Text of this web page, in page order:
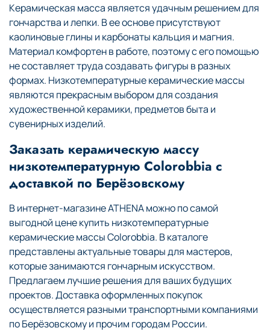
Керамическая масса является удачным решением для
гончарства и лепки. В ее основе присутствуют
каолиновые глины и карбонаты кальция и магния.
Материал комфортен в работе, поэтому с его помощью
не составляет труда создавать фигуры в разных
формах. Низкотемпературные керамические массы
являются прекрасным выбором для создания
художественной керамики, предметов быта и
сувенирных изделий.
Заказать керамическую массу
низкотемпературную Colorobbia с
доставкой по Берёзовскому
В интернет-магазине ATHENA можно по самой
выгодной цене купить низкотемпературные
керамические массы Colorobbia. В каталоге
представлены актуальные товары для мастеров,
которые занимаются гончарным искусством.
Предлагаем лучшие решения для ваших будущих
проектов. Доставка оформленных покупок
осуществляется разными транспортными компаниями
по Берёзовскому и прочим городам России.